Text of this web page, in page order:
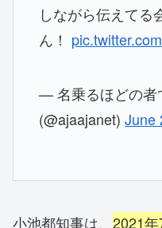
しながら伝えてる
ん！
— 名乗るほどの者
(@ajaajanet)June
小池都知事は、 2021